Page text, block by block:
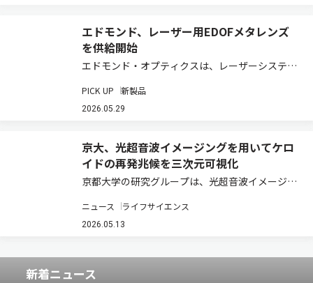
エドモンド、レーザー用EDOFメタレンズ
を供給開始
エドモンド・オプティクスは、レーザーシステム
販売を開始した（製品ページ）。これまで高度な
メタオプティクスは、その専門性の高さからカス
PICK UP 新製品
2026.05.29
京大、光超音波イメージングを用いてケロ
イドの再発兆候を三次元可視化
京都大学の研究グループは、光超音波イメージン
化が生じることを明らかにした（ニュースリリー
ス）。 ケロイドは難治性皮膚疾患の一つであり、
ニュース ライフサイエンス
2026.05.13
新着ニュース